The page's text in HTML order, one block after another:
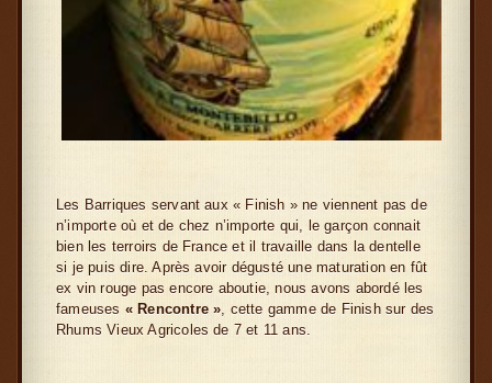
Les Barriques servant aux « Finish » ne viennent pas de
n’importe où et de chez n’importe qui, le garçon connait
bien les terroirs de France et il travaille dans la dentelle
si je puis dire. Après avoir dégusté une maturation en fût
ex vin rouge pas encore aboutie, nous avons abordé les
fameuses « Rencontre » , cette gamme de Finish sur des
Rhums Vieux Agricoles de 7 et 11 ans.